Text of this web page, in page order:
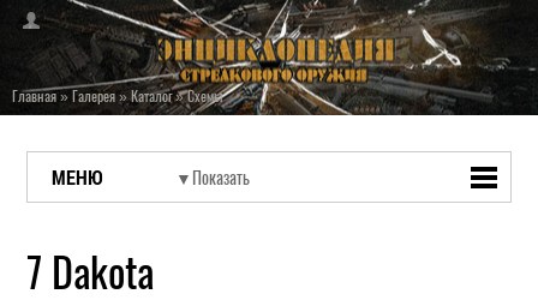
Главная»Галерея»Каталог»Схемы
МЕНЮ
7 Dakota